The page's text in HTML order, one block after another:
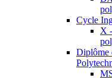
Cycle
X
Diplôme